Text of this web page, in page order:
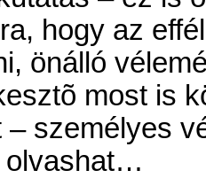
hogy az
önálló
most is
– személyes
olvashat…